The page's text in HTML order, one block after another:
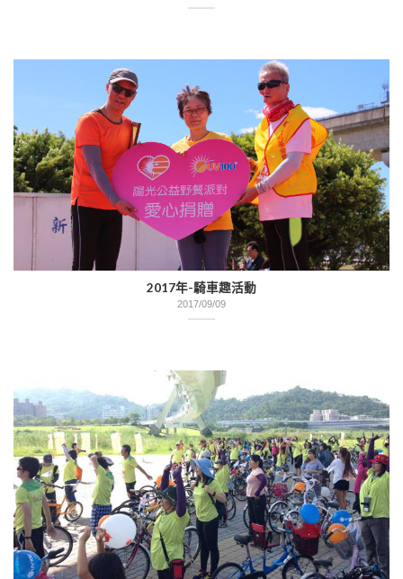
2017年-騎車趣活動
2017/09/09